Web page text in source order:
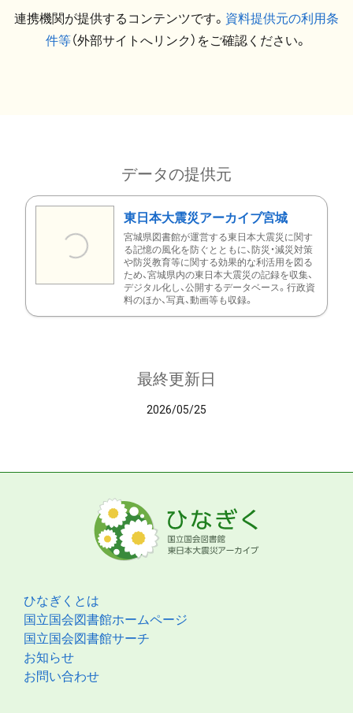
連携機関が提供するコンテンツです。 資料提供元の利用条
件等（外部サイトへリンク）をご確認ください。
データの提供元
東日本大震災アーカイブ宮城
宮城県図書館が運営する東日本大震災に関す
る記憶の風化を防ぐとともに、防災・減災対策
や防災教育等に関する効果的な利活用を図る
ため、宮城県内の東日本大震災の記録を収集、
デジタル化し、公開するデータベース。行政資
料のほか、写真、動画等も収録。
最終更新日
2026/05/25
ひなぎくとは
国立国会図書館ホームページ
国立国会図書館サーチ
お知らせ
お問い合わせ